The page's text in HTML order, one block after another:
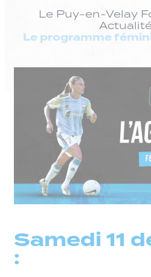
Le Puy-en-Velay
Le programme
Samedi 11
: